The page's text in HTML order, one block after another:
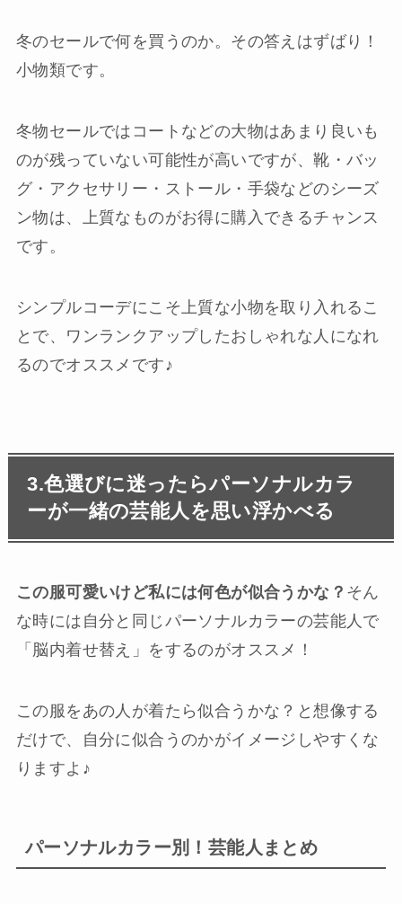
冬のセールで何を買うのか。その答えはずばり！
小物類です。
冬物セールではコートなどの大物はあまり良いも
のが残っていない可能性が高いですが、靴・バッ
グ・アクセサリー・ストール・手袋などのシーズ
ン物は、上質なものがお得に購入できるチャンス
です。
シンプルコーデにこそ上質な小物を取り入れるこ
とで、ワンランクアップしたおしゃれな人になれ
るのでオススメです♪
3.色選びに迷ったらパーソナルカラ
ーが一緒の芸能人を思い浮かべる
この服可愛いけど私には何色が似合うかな？ そん
な時には自分と同じパーソナルカラーの芸能人で
「脳内着せ替え」をするのがオススメ！
この服をあの人が着たら似合うかな？と想像する
だけで、自分に似合うのかがイメージしやすくな
りますよ♪
パーソナルカラー別！芸能人まとめ